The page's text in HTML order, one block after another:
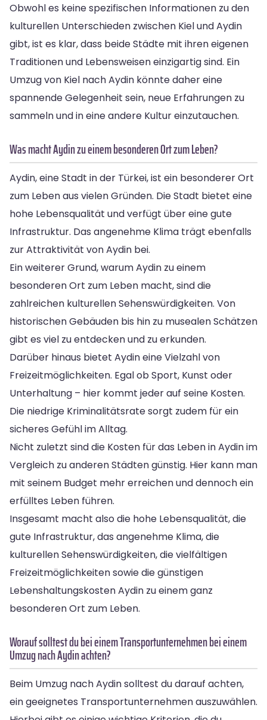
Obwohl es keine spezifischen Informationen zu den
kulturellen Unterschieden zwischen Kiel und Aydin
gibt, ist es klar, dass beide Städte mit ihren eigenen
Traditionen und Lebensweisen einzigartig sind. Ein
Umzug von Kiel nach Aydin könnte daher eine
spannende Gelegenheit sein, neue Erfahrungen zu
sammeln und in eine andere Kultur einzutauchen.
Was macht Aydin zu einem besonderen Ort zum Leben?
Aydin, eine Stadt in der Türkei, ist ein besonderer Ort
zum Leben aus vielen Gründen. Die Stadt bietet eine
hohe Lebensqualität und verfügt über eine gute
Infrastruktur. Das angenehme Klima trägt ebenfalls
zur Attraktivität von Aydin bei.
Ein weiterer Grund, warum Aydin zu einem
besonderen Ort zum Leben macht, sind die
zahlreichen kulturellen Sehenswürdigkeiten. Von
historischen Gebäuden bis hin zu musealen Schätzen
gibt es viel zu entdecken und zu erkunden.
Darüber hinaus bietet Aydin eine Vielzahl von
Freizeitmöglichkeiten. Egal ob Sport, Kunst oder
Unterhaltung – hier kommt jeder auf seine Kosten.
Die niedrige Kriminalitätsrate sorgt zudem für ein
sicheres Gefühl im Alltag.
Nicht zuletzt sind die Kosten für das Leben in Aydin im
Vergleich zu anderen Städten günstig. Hier kann man
mit seinem Budget mehr erreichen und dennoch ein
erfülltes Leben führen.
Insgesamt macht also die hohe Lebensqualität, die
gute Infrastruktur, das angenehme Klima, die
kulturellen Sehenswürdigkeiten, die vielfältigen
Freizeitmöglichkeiten sowie die günstigen
Lebenshaltungskosten Aydin zu einem ganz
besonderen Ort zum Leben.
Worauf solltest du bei einem Transportunternehmen bei einem
Umzug nach Aydin achten?
Beim Umzug nach Aydin solltest du darauf achten,
ein geeignetes Transportunternehmen auszuwählen.